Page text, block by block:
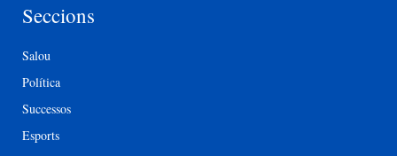
Seccions
Salou
Política
Successos
Esports